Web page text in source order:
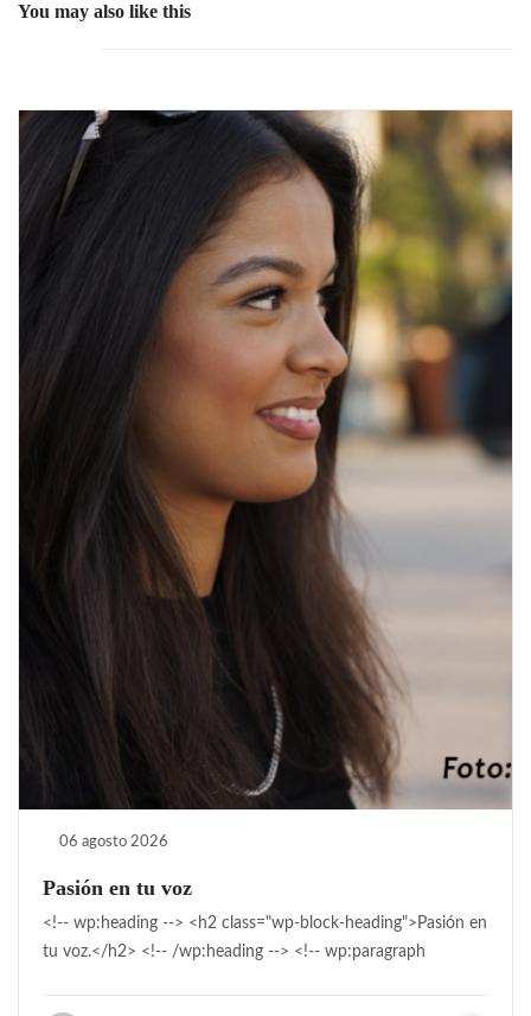
You may also like this
06 agosto 2026
Pasión en tu voz
<!-- wp:heading --> <h2 class="wp-block-heading">Pasión en
tu voz.</h2> <!-- /wp:heading --> <!-- wp:paragraph